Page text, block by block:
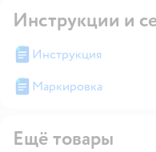
Инструкции и
Инструкция
Маркировка
Ещё товары